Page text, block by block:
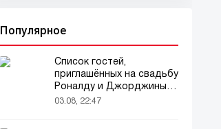
Популярное
Список гостей,
приглашённых на свадьбу
Роналду и Джорджины,
вызвал ажиотаж
03.08, 22:47